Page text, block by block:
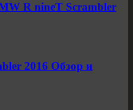
R nineT Scrambler
2016 Обзор и